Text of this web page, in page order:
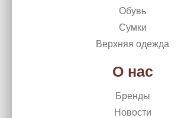
Обувь
Сумки
Верхняя одежда
О нас
Бренды
Новости